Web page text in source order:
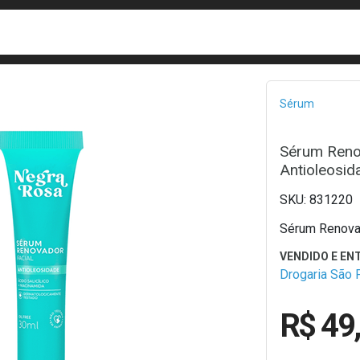
Sérum
Sérum
831220
Sérum
Drogaria São
R$